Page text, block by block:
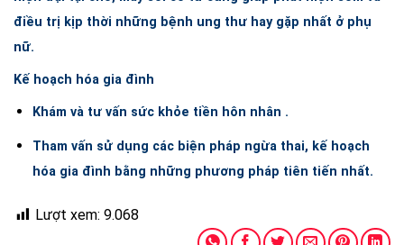
điều trị kịp thời những bệnh ung thư hay gặp nhất ở phụ
nữ.
Kế hoạch hóa gia đình
Khám và tư vấn sức khỏe tiền hôn nhân .
Tham vấn sử dụng các biện pháp ngừa thai, kế hoạch
hóa gia đình bằng những phương pháp tiên tiến nhất.
Lượt xem: 9.068